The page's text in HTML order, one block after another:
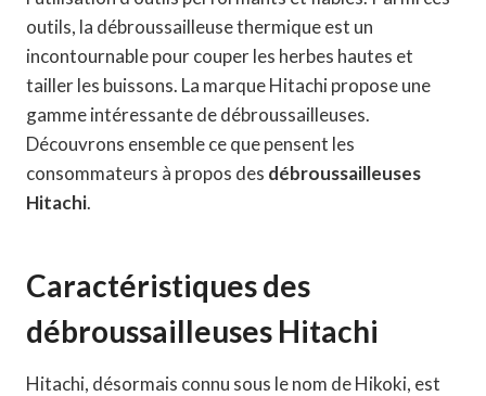
outils, la débroussailleuse thermique est un
incontournable pour couper les herbes hautes et
tailler les buissons. La marque Hitachi propose une
gamme intéressante de débroussailleuses.
Découvrons ensemble ce que pensent les
consommateurs à propos des débroussailleuses
Hitachi.
Caractéristiques des
débroussailleuses Hitachi
Hitachi, désormais connu sous le nom de Hikoki, est